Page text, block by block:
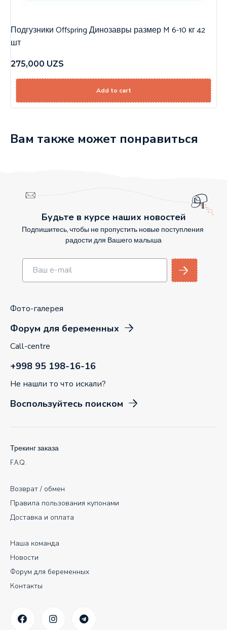
Подгузники Offspring Динозавры размер M 6-10 кг 42
шт
275,000 UZS
Add to cart
Вам также может понравиться
Будьте в курсе наших новостей
Подпишитесь, чтобы не пропустить новые поступления
радости для Вашего малыша
Фото-галерея
Форум для беременных
Call-centre
+998 95 198-16-16
Не нашли то что искали?
Воспользуйтесь поиском
Наша команда
Новости
Форум для беременных
Контакты
Возврат / обмен
Правила пользования купонами
Доставка и оплата
Трекинг заказа
F.A.Q.